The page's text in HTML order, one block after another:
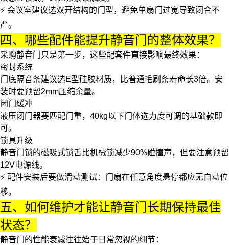
⚡ 会议室建议选双开结构的门型，避免单扇门过宽导致闭合不
严。
四、哪些配件能提升静音门的整体效果？
采购静音门只是第一步，这些配套件直接影响最终效果：
密封系统
门底隔音条建议选E型硅胶材质，比普通毛刷条寿命长3倍。安
装时要预留2mm压缩余量。
闭门缓冲
液压闭门器要匹配门重，40kg以下门体选力度可调的基础款即
可。
锁具升级
静音门锁的磁吸式锁舌比机械锁减少90%碰撞声，但要注意预留
12V电源线。
⚡ 配件安装后要做滑动测试：门扇在任意角度悬停都应无自动位
移。
五、如何维护才能让静音门长期保持最佳
状态？
静音门的性能衰减往往始于日常忽视的细节：